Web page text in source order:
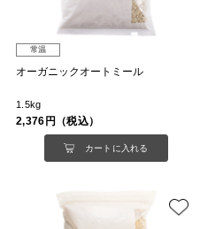
常温
オーガニックオートミール
1.5kg
2,376円（税込）
カートに入れる